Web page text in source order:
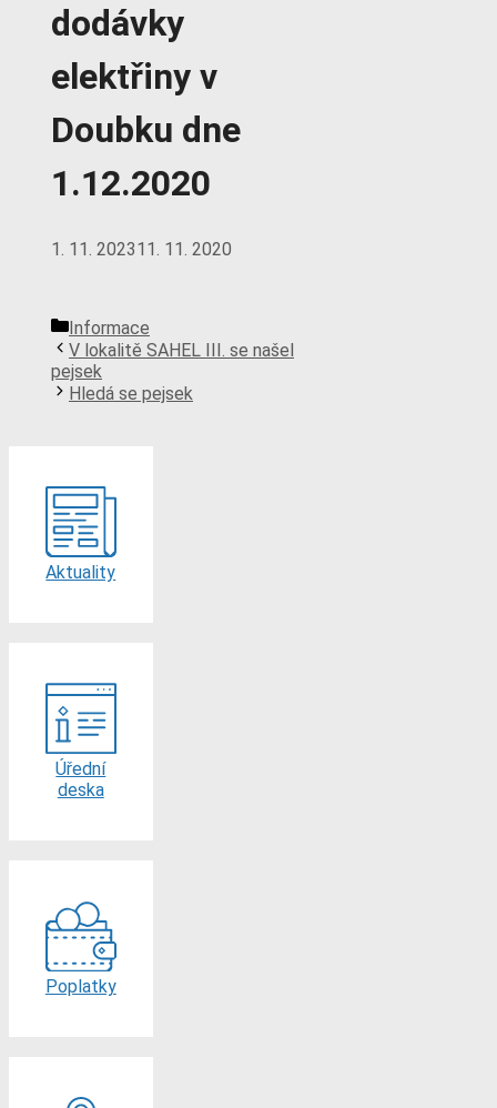
dodávky
elektřiny v
Doubku dne
1.12.2020
1. 11. 202311. 11. 2020
Rubriky
Informace
V lokalitě SAHEL III. se našel
pejsek
Hledá se pejsek
Aktuality
Úřední
deska
Poplatky